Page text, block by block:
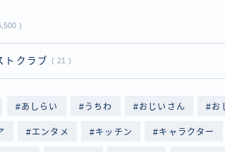
トクラブ 21
あしらい うちわ おじいさん お
エンタメ キッチン キャラクター